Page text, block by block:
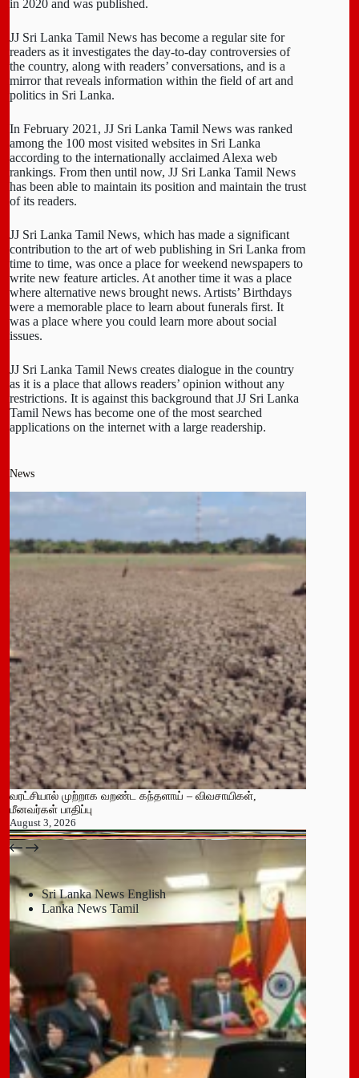
in 2020 and was published.
JJ Sri Lanka Tamil News has become a regular site for
readers as it investigates the day-to-day controversies of
the country, along with readers’ conversations, and is a
mirror that reveals information within the field of art and
politics in Sri Lanka.
In February 2021, JJ Sri Lanka Tamil News was ranked
among the 100 most visited websites in Sri Lanka
according to the internationally acclaimed Alexa web
rankings. From then until now, JJ Sri Lanka Tamil News
has been able to maintain its position and maintain the trust
of its readers.
JJ Sri Lanka Tamil News, which has made a significant
contribution to the art of web publishing in Sri Lanka from
time to time, was once a place for weekend newspapers to
write new feature articles. At another time it was a place
where alternative news brought news. Artists’ Birthdays
were a memorable place to learn about funerals first. It
was a place where you could learn more about social
issues.
JJ Sri Lanka Tamil News creates dialogue in the country
as it is a place that allows readers’ opinion without any
restrictions. It is against this background that JJ Sri Lanka
Tamil News has become one of the most searched
applications on the internet with a large readership.
News
வரட்சியால் முற்றாக வறண்ட கந்தளாய் – விவசாயிகள்,
மீனவர்கள் பாதிப்பு
August 3, 2026
பதுளை மாநகர சபையின் NPP உறுப்பினர் திடீர் ராஜினாமா!
July 14, 2026
Sri Lanka News English
Lanka News Tamil
Leave a Reply
You must be
logged into post a comment.